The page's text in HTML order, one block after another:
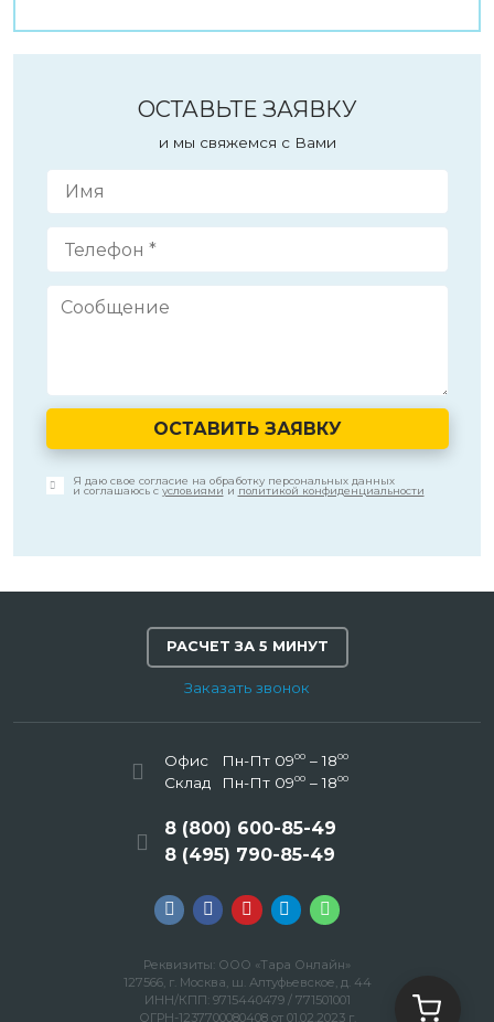
ОСТАВЬТЕ ЗАЯВКУ
и мы свяжемся с Вами
ОСТАВИТЬ ЗАЯВКУ
Я даю свое согласие на обработку персональных данных
и соглашаюсь с условиямии политикой конфиденциальности
РАСЧЕТ ЗА 5 МИНУТ
Заказать звонок
Офис Пн-Пт 0900– 1800
Склад Пн-Пт 0900– 1800
8 (800) 600-85-49
8 (495) 790-85-49
Реквизиты: ООО «Тара Онлайн»
127566, г. Москва, ш. Алтуфьевское, д. 44
ИНН/КПП: 9715440479 / 771501001
ОГРН-1237700080408 от 01.02.2023 г.